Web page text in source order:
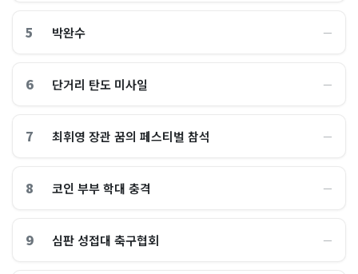
5 박완수 ―
6 단거리 탄도 미사일 ―
7 최휘영 장관 꿈의 페스티벌 참석 ―
8 코인 부부 학대 충격 ―
9 심판 성접대 축구협회 ―